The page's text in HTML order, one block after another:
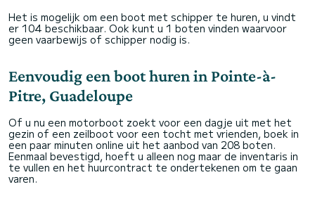
Het is mogelijk om een boot met schipper te huren, u vindt
er 104 beschikbaar. Ook kunt u 1 boten vinden waarvoor
geen vaarbewijs of schipper nodig is.
Eenvoudig een boot huren in Pointe-à-
Pitre, Guadeloupe
Of u nu een motorboot zoekt voor een dagje uit met het
gezin of een zeilboot voor een tocht met vrienden, boek in
een paar minuten online uit het aanbod van 208 boten.
Eenmaal bevestigd, hoeft u alleen nog maar de inventaris in
te vullen en het huurcontract te ondertekenen om te gaan
varen.